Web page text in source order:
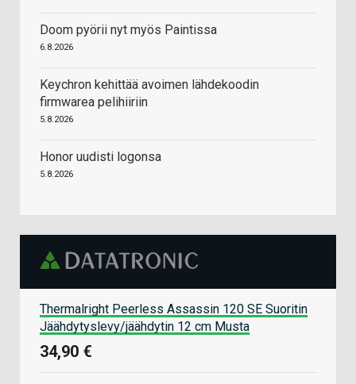
Doom pyörii nyt myös Paintissa
6.8.2026
Keychron kehittää avoimen lähdekoodin
firmwarea pelihiiriin
5.8.2026
Honor uudisti logonsa
5.8.2026
Thermalright Peerless Assassin 120 SE Suoritin
Jäähdytyslevy/jäähdytin 12 cm Musta
34,90 €